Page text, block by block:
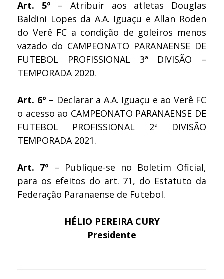
Art. 5º – Atribuir aos atletas Douglas
Baldini Lopes da A.A. Iguaçu e Allan Roden
do Verê FC a condição de goleiros menos
vazado do CAMPEONATO PARANAENSE DE
FUTEBOL PROFISSIONAL 3ª DIVISÃO –
TEMPORADA 2020.
Art. 6º – Declarar a A.A. Iguaçu e ao Verê FC
o acesso ao CAMPEONATO PARANAENSE DE
FUTEBOL PROFISSIONAL 2ª DIVISÃO
TEMPORADA 2021.
Art. 7º – Publique-se no Boletim Oficial,
para os efeitos do art. 71, do Estatuto da
Federação Paranaense de Futebol.
HÉLIO PEREIRA CURY
Presidente